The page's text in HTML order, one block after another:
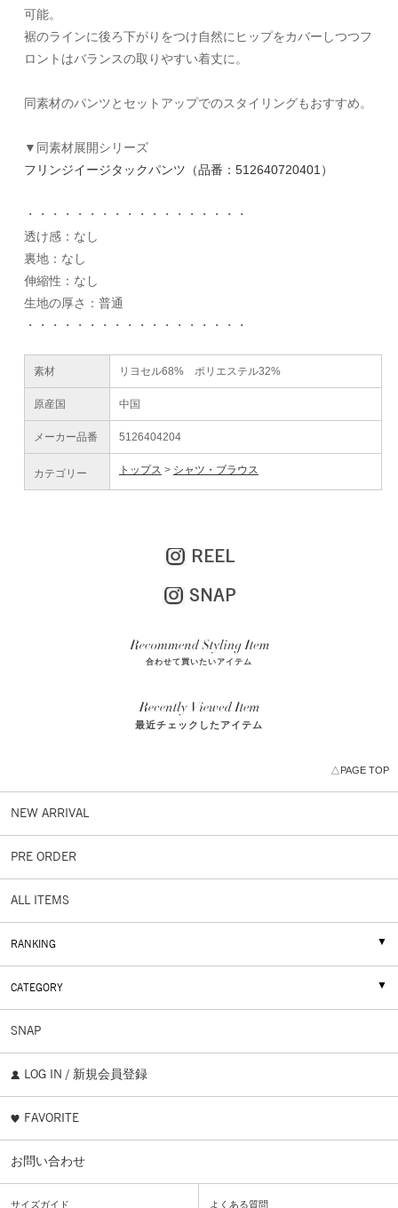
可能。
裾のラインに後ろ下がりをつけ自然にヒップをカバーしつつフ
ロントはバランスの取りやすい着丈に。
同素材のパンツとセットアップでのスタイリングもおすすめ。
▼同素材展開シリーズ
フリンジイージタックパンツ（品番：512640720401）
・・・・・・・・・・・・・・・・・・
透け感：なし
裏地：なし
伸縮性：なし
生地の厚さ：普通
・・・・・・・・・・・・・・・・・・
素材 リヨセル68% ポリエステル32%
原産国 中国
メーカー品番 5126404204
カテゴリー トップス シャツ・ブラウス
REEL
SNAP
合わせて買いたいアイテム
最近チェックしたアイテム
△PAGE TOP
NEW ARRIVAL
PRE ORDER
ALL ITEMS
RANKING
CATEGORY
SNAP
LOG IN / 新規会員登録
FAVORITE
お問い合わせ
サイズガイド よくある質問